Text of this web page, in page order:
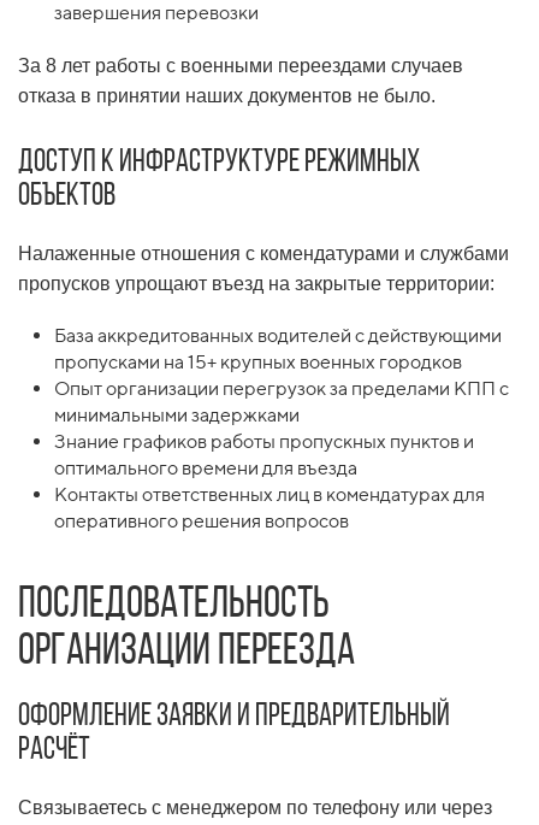
завершения перевозки
За 8 лет работы с военными переездами случаев
отказа в принятии наших документов не было.
Доступ к инфраструктуре режимных
объектов
Налаженные отношения с комендатурами и службами
пропусков упрощают въезд на закрытые территории:
База аккредитованных водителей с действующими
пропусками на 15+ крупных военных городков
Опыт организации перегрузок за пределами КПП с
минимальными задержками
Знание графиков работы пропускных пунктов и
оптимального времени для въезда
Контакты ответственных лиц в комендатурах для
оперативного решения вопросов
Последовательность
организации переезда
Оформление заявки и предварительный
расчёт
Связываетесь с менеджером по телефону или через